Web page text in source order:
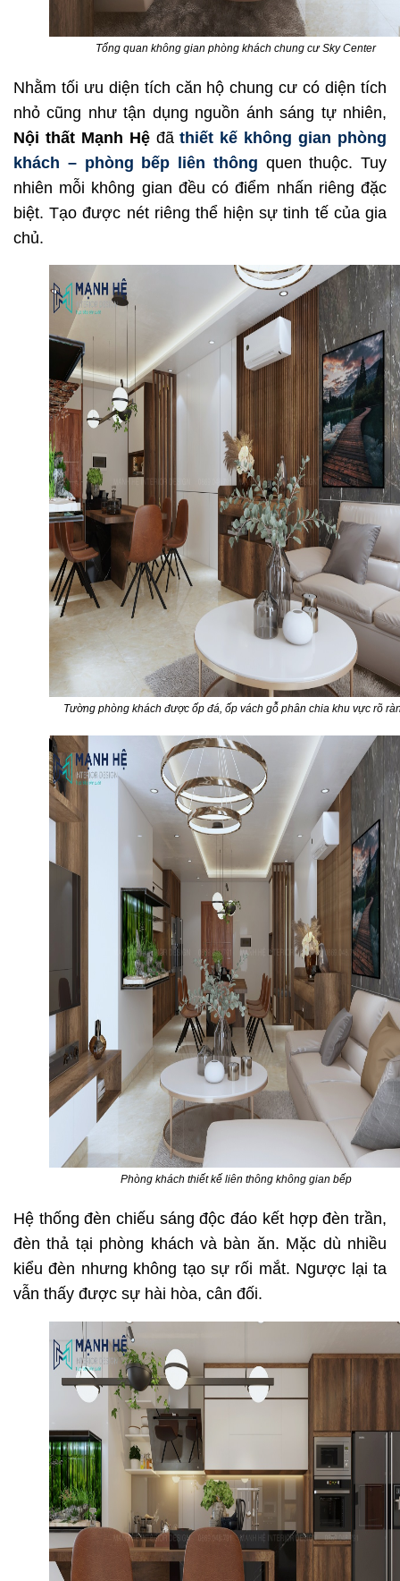
Tổng quan không gian phòng khách chung cư Sky Center
Nhằm tối ưu diện tích căn hộ chung cư có diện tích
nhỏ cũng như tận dụng nguồn ánh sáng tự nhiên,
Nội thất Mạnh Hệđãthiết kế không gian phòng
khách – phòng bếp liên thông quen thuộc. Tuy
nhiên mỗi không gian đều có điểm nhấn riêng đặc
biệt. Tạo được nét riêng thể hiện sự tinh tế của gia
chủ.
Tường phòng khách được ốp đá, ốp vách gỗ phân chia khu vực rõ
Phòng khách thiết kế liên thông không gian bếp
Hệ thống đèn chiếu sáng độc đáo kết hợp đèn trần,
đèn thả tại phòng khách và bàn ăn. Mặc dù nhiều
kiểu đèn nhưng không tạo sự rối mắt. Ngược lại ta
vẫn thấy được sự hài hòa, cân đối.